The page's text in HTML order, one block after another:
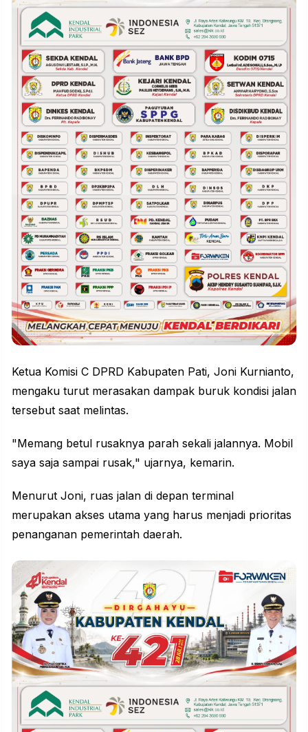
Ketua Komisi C DPRD Kabupaten Pati, Joni Kurnianto,
mengaku turut merasakan dampak buruk kondisi jalan
tersebut saat melintas.
"Memang betul rusaknya parah sekali jalannya. Mobil
saya saja sampai rusak," ujarnya, kemarin.
Menurut Joni, ruas jalan di depan terminal
merupakan akses utama yang harus menjadi prioritas
penanganan pemerintah daerah.